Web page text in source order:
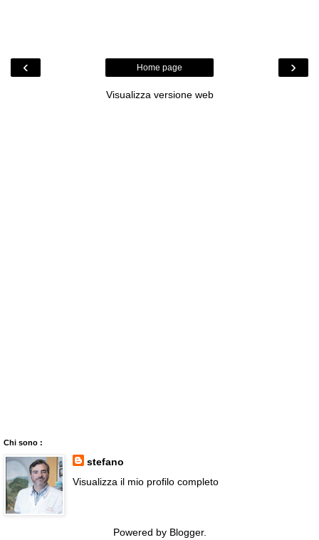
‹ ›
Home page
Visualizza versione web
Chi sono :
stefano
Visualizza il mio profilo completo
Powered by Blogger.